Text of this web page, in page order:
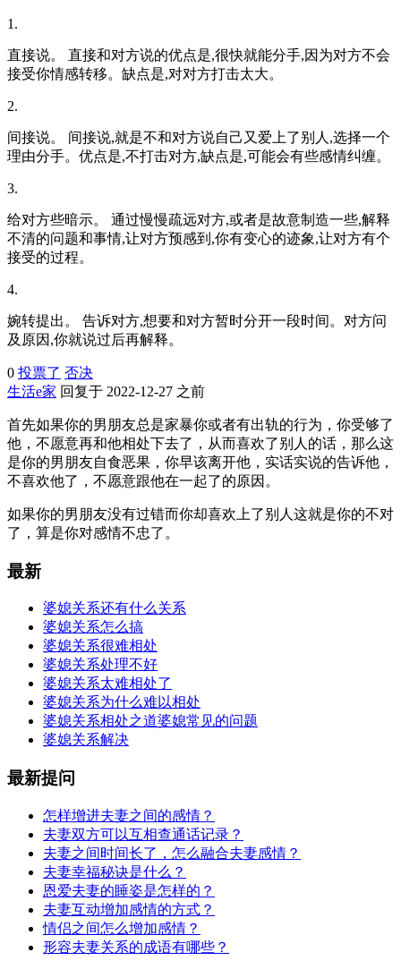
1.
直接说。 直接和对方说的优点是,很快就能分手,因为对方不会
接受你情感转移。缺点是,对对方打击太大。
2.
间接说。 间接说,就是不和对方说自己又爱上了别人,选择一个
理由分手。优点是,不打击对方,缺点是,可能会有些感情纠缠。
3.
给对方些暗示。 通过慢慢疏远对方,或者是故意制造一些,解释
不清的问题和事情,让对方预感到,你有变心的迹象,让对方有个
接受的过程。
4.
婉转提出。 告诉对方,想要和对方暂时分开一段时间。对方问
及原因,你就说过后再解释。
0 投票了 否决
生活e家 回复于 2022-12-27 之前
首先如果你的男朋友总是家暴你或者有出轨的行为，你受够了
他，不愿意再和他相处下去了，从而喜欢了别人的话，那么这
是你的男朋友自食恶果，你早该离开他，实话实说的告诉他，
不喜欢他了，不愿意跟他在一起了的原因。
如果你的男朋友没有过错而你却喜欢上了别人这就是你的不对
了，算是你对感情不忠了。
最新
婆媳关系还有什么关系
婆媳关系怎么搞
婆媳关系很难相处
婆媳关系处理不好
婆媳关系太难相处了
婆媳关系为什么难以相处
婆媳关系相处之道婆媳常见的问题
婆媳关系解决
最新提问
怎样增进夫妻之间的感情？
夫妻双方可以互相查通话记录？
夫妻之间时间长了，怎么融合夫妻感情？
夫妻幸福秘诀是什么？
恩爱夫妻的睡姿是怎样的？
夫妻互动增加感情的方式？
情侣之间怎么增加感情？
形容夫妻关系的成语有哪些？